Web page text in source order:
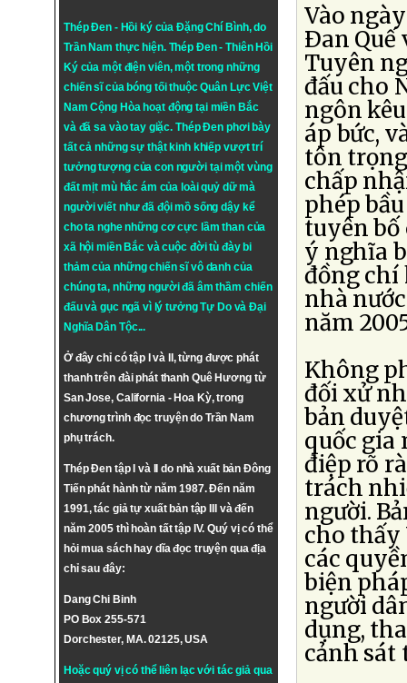
Thép Đen - Hồi ký của Đặng Chí Bình, do
Trần Nam thực hiện. Thép Đen- Thiên Hồi
Ký của một điện viên, một trong những
chiến sĩ của bóng tối thuộc Quân Lực Việt
Nam Cộng Hòa hoạt động tại miền Bắc
và đã sa vào tay giặc. Thép Đen phơi bày
tất cả những sự thật kinh khiếp vượt trí
tưởng tượng của con người tại một vùng
đất mịt mù hắc ám của loài quỷ dữ mà
người viết như đã đội mồ sống dậy kể
cho ta nghe những cơ cực lầm than của
xã hội miền Bắc và cuộc đời tù đày bi
thảm của những chiến sĩ vô danh của
chúng ta, những người đã âm thầm chiến
đấu và gục ngã vì lý tưởngTự DovàĐại
Nghĩa Dân Tộc...
Ở đây chỉ có tập I và II, từng được phát
thanh trên đài phát thanh Quê Hương từ
San Jose, California - Hoa Kỳ, trong
chương trình đọc truyện do Trần Nam
phụ trách.
Thép Đen tập I và II do nhà xuất bản Đông
Tiến phát hành từ năm 1987. Đến năm
1991, tác giả tự xuất bản tập III và đến
năm 2005 thì hoàn tất tập IV. Quý vị có thể
hỏi mua sách hay dĩa đọc truyện qua địa
chỉ sau đây:
Dang Chi Binh
PO Box 255-571
Dorchester, MA. 02125, USA
Hoặc quý vị có thể liên lạc với tác giả qua
Vào
Ðan Quế
Tuyên
đấu cho
ngôn
áp bức,
tôn
chấp
phép
tuyên bố
ý nghĩa
đồng chí
nhà
năm
Không
đối xử
bản
quốc gia
điệp rõ
trách
người.
cho thấy
các
biện
người
dụng,
cảnh sát